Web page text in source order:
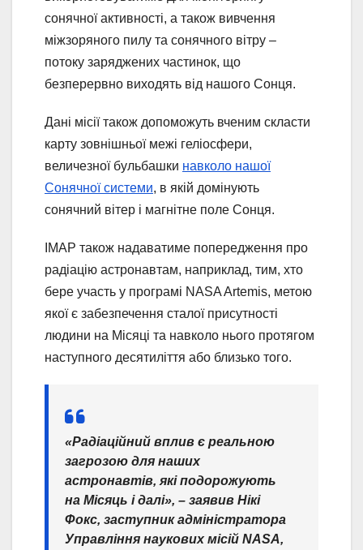
сонячної активності, а також вивчення
міжзоряного пилу та сонячного вітру –
потоку заряджених частинок, що
безперервно виходять від нашого Сонця.
Дані місії також допоможуть вченим скласти
карту зовнішньої межі геліосфери,
величезної бульбашки навколо нашої
Сонячної системи, в якій домінують
сонячний вітер і магнітне поле Сонця.
IMAP також надаватиме попередження про
радіацію астронавтам, наприклад, тим, хто
бере участь у програмі NASA Artemis, метою
якої є забезпечення сталої присутності
людини на Місяці та навколо нього протягом
наступного десятиліття або близько того.
«Радіаційний вплив є реальною
загрозою для наших
астронавтів, які подорожують
на Місяць і далі», – заявив Нікі
Фокс, заступник адміністратора
Управління наукових місій NASA,